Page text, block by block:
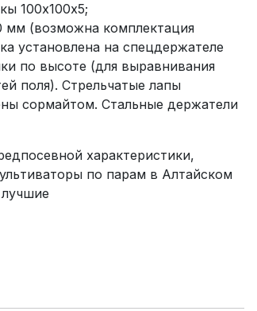
100х100х5;
мм (возможна комплектация
установлена на спецдержателе
по высоте (для выравнивания
поля). Стрельчатые лапы
сормайтом. Стальные держатели
характеристики,
по парам в Алтайском